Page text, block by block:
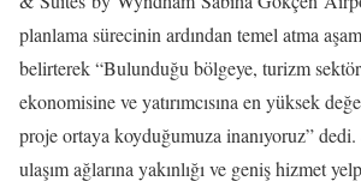
planlama sürecinin ardından temel atma
belirterek “Bulunduğu bölgeye, turizm
ekonomisine ve yatırımcısına en yüksek
proje ortaya koyduğumuza inanıyoruz”
ulaşım ağlarına yakınlığı ve geniş hizmet